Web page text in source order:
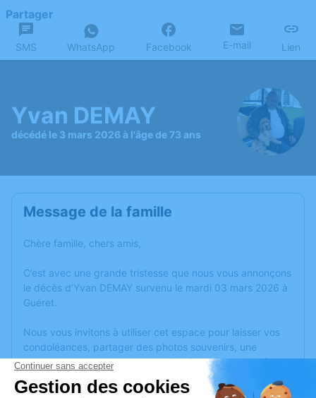
Partager
SMS WhatsApp Facebook E-mail Lien
Yvan DEMAY
décédé le 3 mars 2026 à l'âge de 73 ans
Message de la famille
Chère famille, chers amis,
C’est avec une grande tristesse que nous vous annonçons
le décès d’Yvan DEMAY survenu le mardi 03 mars 2026 à
Guéret.
Nous vous invitons à utiliser cet espace pour laisser vos
condoléances, partager des photos souvenirs, une
anecdote ou exprimer vos pensées à travers des poèmes
ou des textes. Cet endroit est un lieu d'expression dédié à
honorer la mémoire d’Yvan DEMAY.